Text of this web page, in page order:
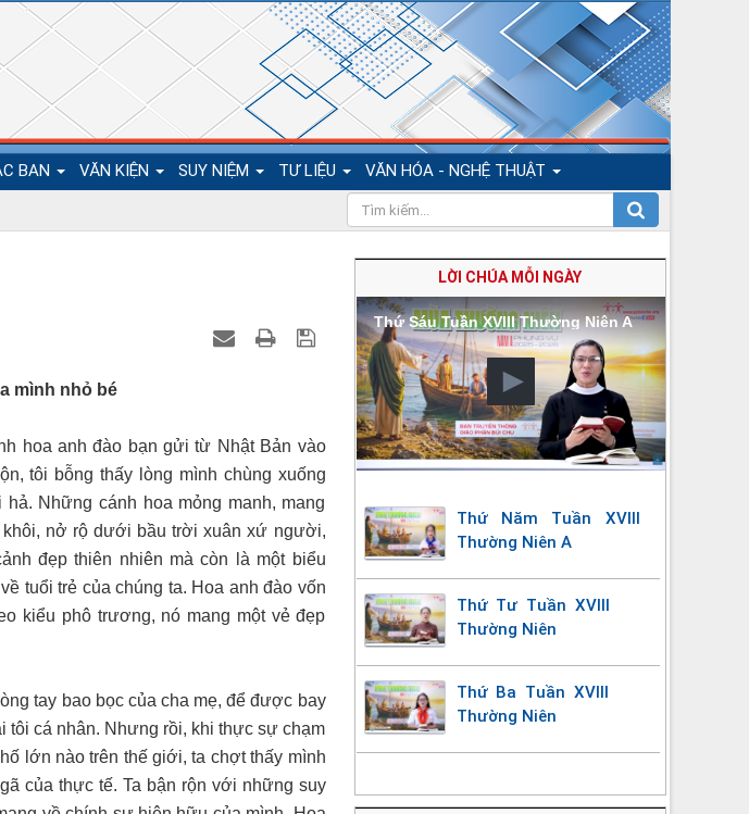
BAN VĂN KIỆN SUY NIỆM TƯ LIỆU VĂN HÓA - NGHỆ THUẬT
mình nhỏ bé
hoa anh đào bạn gửi từ Nhật Bản vào
tôi bỗng thấy lòng mình chùng xuống
Những cánh hoa mỏng manh, mang
khôi, nở rộ dưới bầu trời xuân xứ người,
đẹp thiên nhiên mà còn là một biểu
tuổi trẻ của chúng ta. Hoa anh đào vốn
kiểu phô trương, nó mang một vẻ đẹp
tay bao bọc của cha mẹ, để được bay
cá nhân. Nhưng rồi, khi thực sự chạm
lớn nào trên thế giới, ta chợt thấy mình
của thực tế. Ta bận rộn với những suy
LỜI CHÚA MỖI NGÀY
Thứ Sáu Tuần XVIII Thường Niên A
Thứ Năm Tuần XVIII
Thường Niên A
Thứ Tư Tuần XVIII
Thường Niên
Thứ Ba Tuần XVIII
Thường Niên